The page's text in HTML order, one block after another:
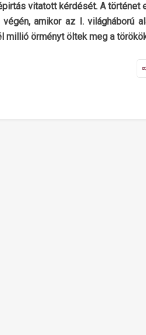
vitatott kérdését. A történet
amikor az I. világháború
örményt öltek meg a